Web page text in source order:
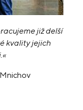
již delší
kvality jejich